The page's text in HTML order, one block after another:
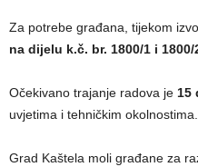
Za potrebe građana, tijekom
na dijelu k.č. br. 1800/1 i
Očekivano trajanje radova je 15
uvjetima i tehničkim okolnostima.
Grad Kaštela moli građane za